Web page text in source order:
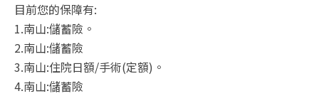
目前您的保障有:
1.南山:儲蓄險。
2.南山:儲蓄險
3.南山:住院日額/手術(定額)。
4.南山:儲蓄險